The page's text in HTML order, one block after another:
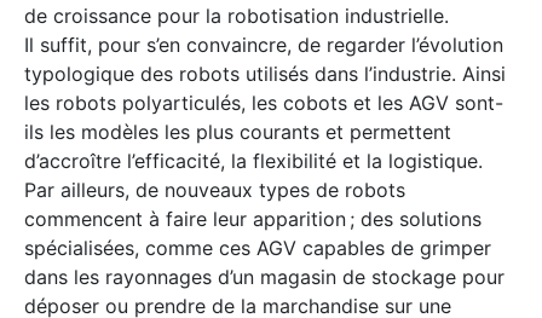
de croissance pour la robotisation industrielle.
Il suffit, pour s’en convaincre, de regarder l’évolution
typologique des robots utilisés dans l’industrie. Ainsi
les robots polyarticulés, les cobots et les AGV sont-
ils les modèles les plus courants et permettent
d’accroître l’efficacité, la flexibilité et la logistique.
Par ailleurs, de nouveaux types de robots
commencent à faire leur apparition ; des solutions
spécialisées, comme ces AGV capables de grimper
dans les rayonnages d’un magasin de stockage pour
déposer ou prendre de la marchandise sur une